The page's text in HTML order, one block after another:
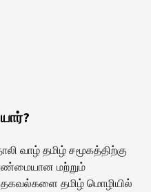
வாழ் தமிழ் சமூகத்திற்கு
உண்மையான மற்றும்
தகவல்களை தமிழ் மொழியில்